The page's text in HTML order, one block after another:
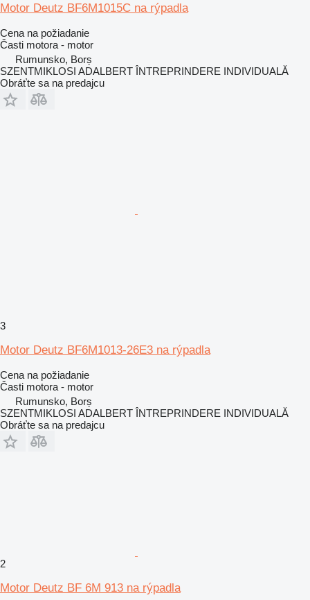
Motor Deutz BF6M1015C na rýpadla
Cena na požiadanie
Časti motora - motor
Rumunsko, Borș
SZENTMIKLOSI ADALBERT ÎNTREPRINDERE INDIVIDUALĂ
Obráťte sa na predajcu
3
Motor Deutz BF6M1013-26E3 na rýpadla
Cena na požiadanie
Časti motora - motor
Rumunsko, Borș
SZENTMIKLOSI ADALBERT ÎNTREPRINDERE INDIVIDUALĂ
Obráťte sa na predajcu
2
Motor Deutz BF 6M 913 na rýpadla